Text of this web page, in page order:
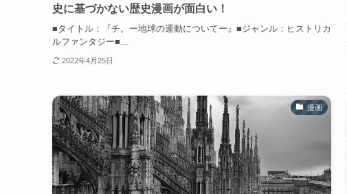
史に基づかない歴史漫画が面白い！
■タイトル：『チ。ー地球の運動についてー』■ジャンル：ヒストリカ
ルファンタジー■...
2022年4月25日
漫画